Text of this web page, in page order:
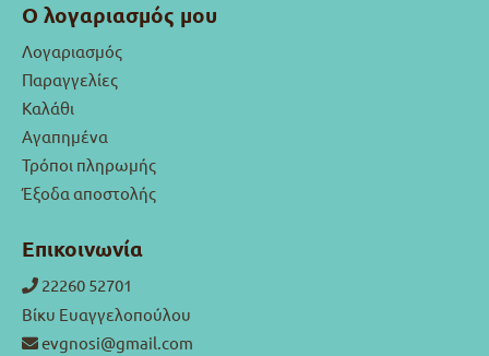
Ο λογαριασμός μου
Λογαριασμός
Παραγγελίες
Καλάθι
Αγαπημένα
Τρόποι πληρωμής
Έξοδα αποστολής
Επικοινωνία
22260 52701
Βίκυ Ευαγγελοπούλου
evgnosi@gmail.com